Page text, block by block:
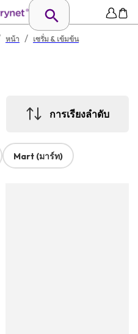
หน้า / เซรั่ม & เข้มข้น
การเรียงลำดับ
Mart (มาร์ท)